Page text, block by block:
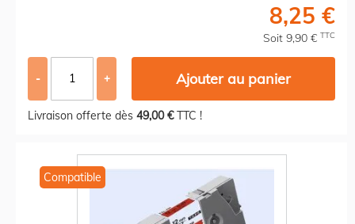
8,25 €
Soit 9,90 € TTC
- + Ajouter au panier
Livraison offerte dès 49,00 €TTC !
Compatible